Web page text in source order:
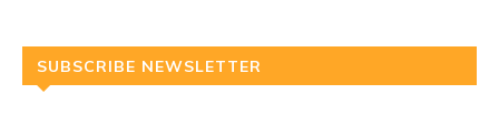
SUBSCRIBE NEWSLETTER